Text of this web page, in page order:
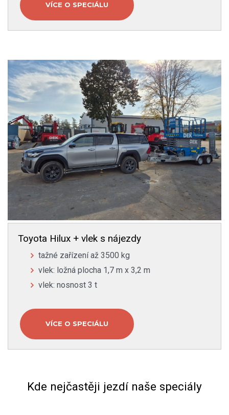
VÍCE O SPECIÁLU
Toyota Hilux + vlek s nájezdy
tažné zařízení až 3500 kg
vlek: ložná plocha 1,7 m x 3,2 m
vlek: nosnost 3 t
VÍCE O SPECIÁLU
Kde nejčastěji jezdí naše speciály